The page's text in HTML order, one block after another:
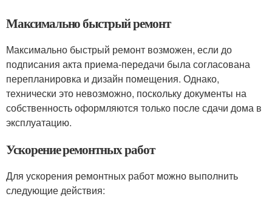
Максимально быстрый ремонт
Максимально быстрый ремонт возможен, если до
подписания акта приема-передачи была согласована
перепланировка и дизайн помещения. Однако,
технически это невозможно, поскольку документы на
собственность оформляются только после сдачи дома в
эксплуатацию.
Ускорение ремонтных работ
Для ускорения ремонтных работ можно выполнить
следующие действия: